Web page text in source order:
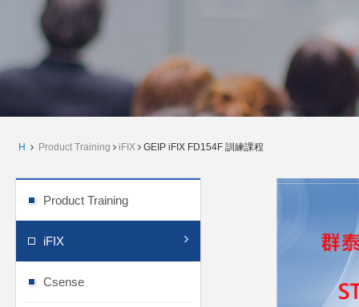
H Product Training iFIX GEIP iFIX FD154F 訓練課程
Product Training
iFIX
Csense